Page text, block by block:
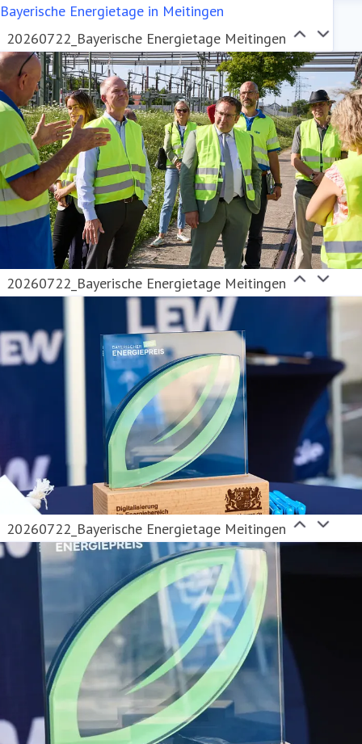
20260722_Bayerische Energietage Meitingen
20260722_Bayerische Energietage Meitingen
20260722_Bayerische Energietage Meitingen